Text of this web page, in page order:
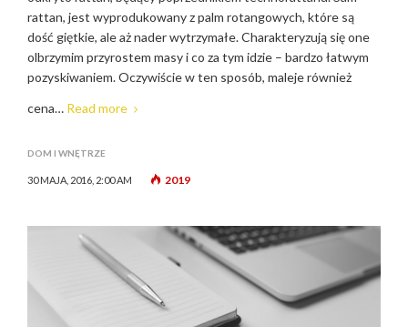
rattan, jest wyprodukowany z palm rotangowych, które są
dość giętkie, ale aż nader wytrzymałe. Charakteryzują się one
olbrzymim przyrostem masy i co za tym idzie – bardzo łatwym
pozyskiwaniem. Oczywiście w ten sposób, maleje również
cena… Read more
DOM I WNĘTRZE
30 MAJA, 2016, 2:00 AM 2019